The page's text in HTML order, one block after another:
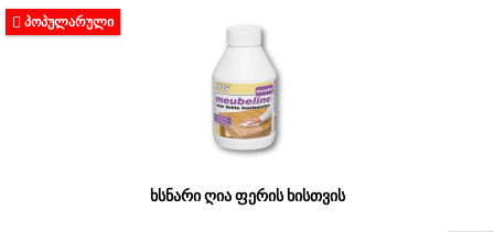
ᲞᲝᲞᲣᲚᲐᲠᲣᲚᲘ
ხსნარი ღია ფერის ხისთვის